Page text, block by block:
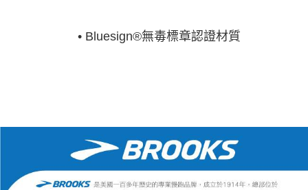
• Bluesign®無毒標章認證材質